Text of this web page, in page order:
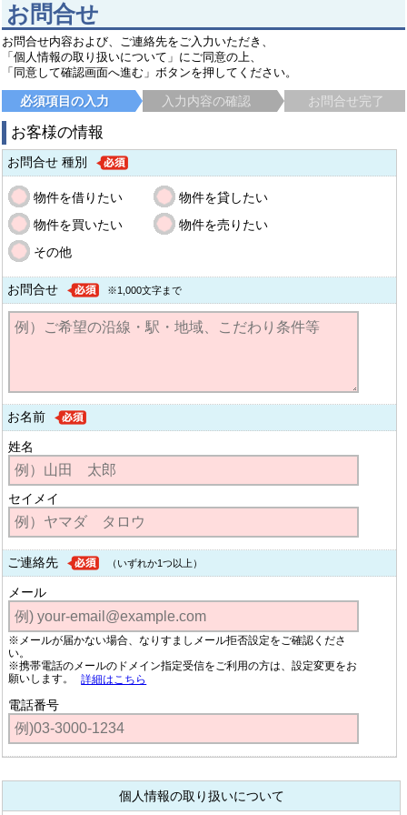
お問合せ
お問合せ内容および、ご連絡先をご入力いただき、
「個人情報の取り扱いについて」にご同意の上、
「同意して確認画面へ進む」ボタンを押してください。
必須項目の入力 入力内容の確認 お問合せ完了
お客様の情報
お問合せ 種別
物件を借りたい
物件を貸したい
物件を買いたい
物件を売りたい
その他
お問合せ ※1,000文字まで
お名前
姓名
セイメイ
ご連絡先 （いずれか1つ以上）
メール
※メールが届かない場合、なりすましメール拒否設定をご確認くださ
い。
※携帯電話のメールのドメイン指定受信をご利用の方は、設定変更をお
願いします。
詳細はこちら
電話番号
個人情報の取り扱いについて